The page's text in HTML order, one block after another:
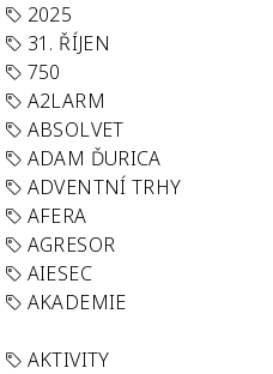
2025
31. ŘÍJEN
750
A2LARM
ABSOLVET
ADAM ĎURICA
ADVENTNÍ TRHY
AFERA
AGRESOR
AIESEC
AKADEMIE
AKTIVITY